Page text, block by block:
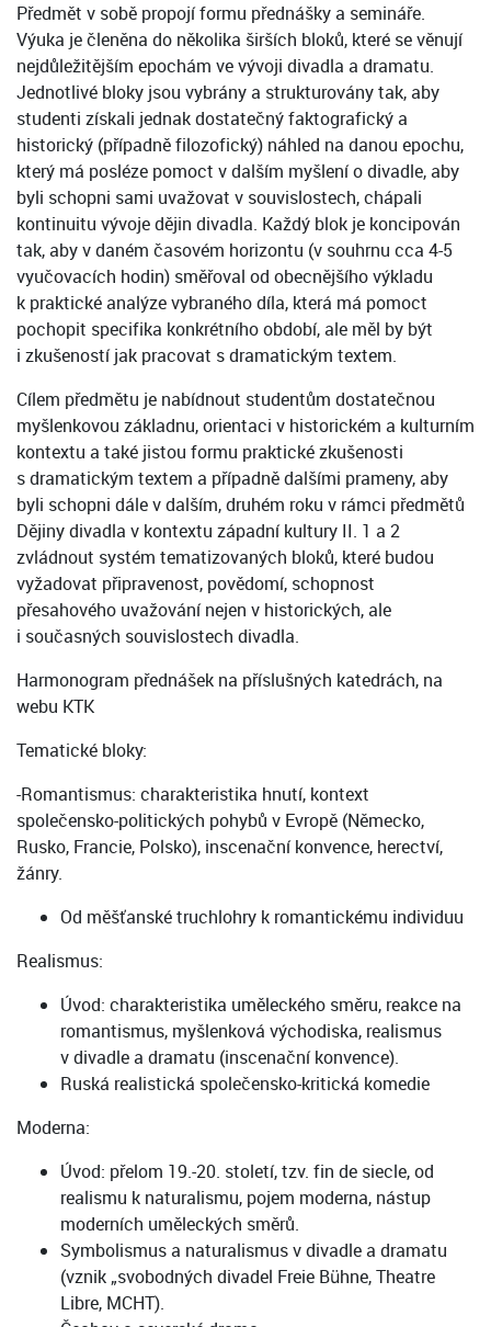
Předmět v sobě propojí formu přednášky a semináře.
Výuka je členěna do několika širších bloků, které se věnují
nejdůležitějším epochám ve vývoji divadla a dramatu.
Jednotlivé bloky jsou vybrány a strukturovány tak, aby
studenti získali jednak dostatečný faktografický a
historický (případně filozofický) náhled na danou epochu,
který má posléze pomoct v dalším myšlení o divadle, aby
byli schopni sami uvažovat v souvislostech, chápali
kontinuitu vývoje dějin divadla. Každý blok je koncipován
tak, aby v daném časovém horizontu (v souhrnu cca 4-5
vyučovacích hodin) směřoval od obecnějšího výkladu
k praktické analýze vybraného díla, která má pomoct
pochopit specifika konkrétního období, ale měl by být
i zkušeností jak pracovat s dramatickým textem.
Cílem předmětu je nabídnout studentům dostatečnou
myšlenkovou základnu, orientaci v historickém a kulturním
kontextu a také jistou formu praktické zkušenosti
s dramatickým textem a případně dalšími prameny, aby
byli schopni dále v dalším, druhém roku v rámci předmětů
Dějiny divadla v kontextu západní kultury II. 1 a 2
zvládnout systém tematizovaných bloků, které budou
vyžadovat připravenost, povědomí, schopnost
přesahového uvažování nejen v historických, ale
i současných souvislostech divadla.
Harmonogram přednášek na příslušných katedrách, na
webu KTK
Tematické bloky:
-Romantismus: charakteristika hnutí, kontext
společensko-politických pohybů v Evropě (Německo,
Rusko, Francie, Polsko), inscenační konvence, herectví,
žánry.
Od měšťanské truchlohry k romantickému individuu
Realismus:
Úvod: charakteristika uměleckého směru, reakce na
romantismus, myšlenková východiska, realismus
v divadle a dramatu (inscenační konvence).
Ruská realistická společensko-kritická komedie
Moderna:
Úvod: přelom 19.-20. století, tzv. fin de siecle, od
realismu k naturalismu, pojem moderna, nástup
moderních uměleckých směrů.
Symbolismus a naturalismus v divadle a dramatu
(vznik „svobodných divadel Freie Bühne, Theatre
Libre, MCHT).